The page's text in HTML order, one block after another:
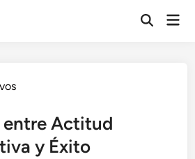
Abrir
entre Actitud
y Éxito